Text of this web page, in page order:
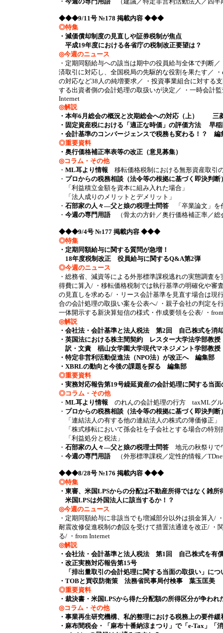
◆◆◆9/11号 №178 掲載内容 ◆◆◆
◎特集
・減価償却制度の見直しや証券税制が焦点
平成19年度における各省庁の税制改正要望は？
◎今週のニュース
・定期同額給与への該当は期中の役員給与全体で判断
済取引に対応し、全国税局の先駆的な役割を果たす／
の対応など38人の純増要求／ ・投資事業組合に対する
する出資者側の会計処理の取扱いが決定／ ・一時会計
Internet
◎解説
・本年6月総会の概況と次期総会への対応（上） 三
・固定資産税における「適正な時価」の評価方法 早
・会計基準のコンバージェンスで税務も変わる！？ 編
◎重要資料
・奥行価格補正率表等の改正（意見募集）
◎コラム・その他
・ ML耳より情報 移転価格税制における無形資産取
・ プロからの税務相談（法令等の根拠に基づく即決判断
「利益積立金額を資本に組み入れた場合」
「法人成りのメリットとデメリット」
・ 石部家の人々―父と娘の税理士問答 「卒業論文」を
・ 今週の専門用語（骨太の方針／奥行価格補正率／総
◆◆◆9/4号 №177 掲載内容 ◆◆◆
◎特集
・定期同額給与に関する質問が急増！
18年度税制改正 役員給与に関するQ&A第2弾
◎今週のニュース
・総務省、減資等による外形標準課税逃れの実態調査
得費に算入/ ・移転価格税制では執行基準の明確化や審
の見直しを求める/ ・リース会計基準を見直す場合は現
合の会計処理の取扱い案を公表へ/ ・親子会社の判定を
一体開示する新決算短信の様式・作成要領を公表/ ・
◎解説
・会社法・会計基準と法人税法 第2回 自己株式を
・英国法における株主間契約 レスター大学法学部教
訳・文責 椙山女学園大学現代マネジメント学部教
・特定非営利活動促進法（NPO法）が改正へ 編集部
・XBRLの動向と今後の課題を探る 編集部
◎重要資料
・実務対応報告第19号繰延資産の会計処理に関する当
◎コラム・その他
・ ML耳より情報 のれんの会計処理の行方 taxMLグ
・ プロからの税務相談（法令等の根拠に基づく即決判断
「連結法人の有する他の連結法人の株式の簿価修正」
「株式移転において孫会社を子会社とする場合の特別
「利益処分と税法」
・ 石部家の人々―父と娘の税理士問答 地元の秋祭りで
・ 今週の専門用語 （外形標準課税／定性的情報／
◆◆◆8/28号 №176 掲載内容 ◆◆◆
◎特集
・東審、米国LPSからの分配は不動産所得ではなく雑所
米国LPSは外国法人に該当するか！？
◎今週のニュース
・定期同額給与に非該当でも増減部分以外は損金算入/
耐震改修促進税制の創設を受けて措置法通達を改正/ ・
る/ ・from Internet
◎解説
・会社法・会計基準と法人税法 第1回 自己株式を
・改正実務対応報告第15号
「排出量取引の会計処理に関する当面の取扱い」
・TOBと買収防衛策 法務省民事局付検事 葉玉匡美
◎重要資料
・裁決書・米国LPSから得た分配額の所得区分が争わ
◎コラム・その他
・事業再生研究機構、私的整理における税務上の要件緩
・麻布間税会・「麻布十番納涼まつり」で「e-Tax」「